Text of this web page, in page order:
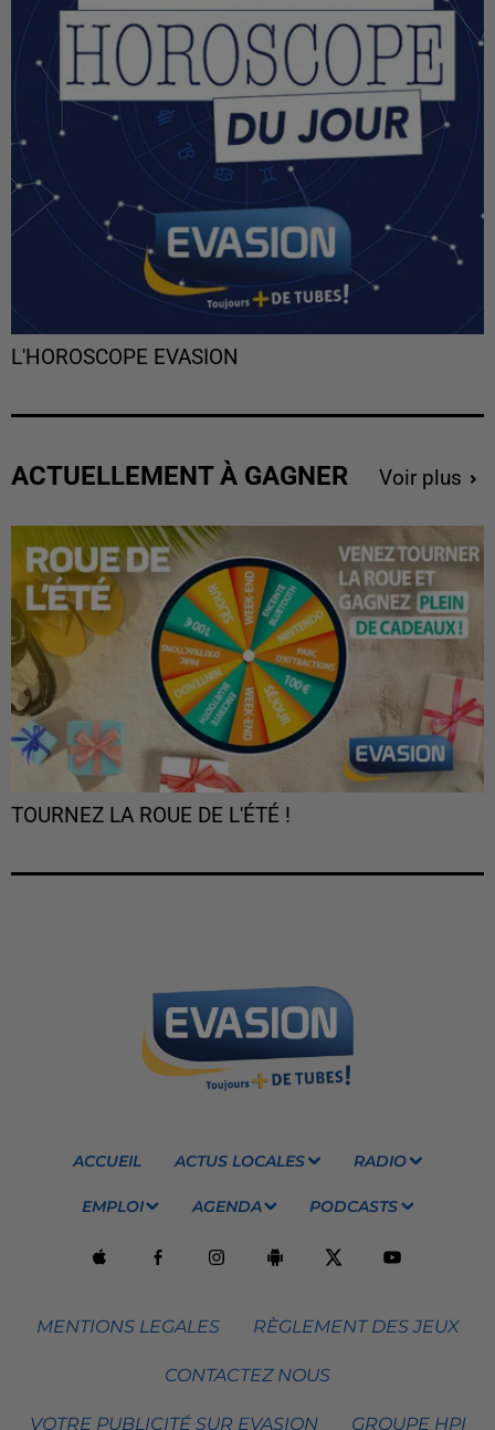
L'HOROSCOPE EVASION
ACTUELLEMENT À GAGNER Voir plus
TOURNEZ LA ROUE DE L'ÉTÉ !
ACCUEIL ACTUS LOCALES RADIO
EMPLOI AGENDA PODCASTS
MENTIONS LEGALES RÈGLEMENT DES JEUX
CONTACTEZ NOUS
VOTRE PUBLICITÉ SUR EVASION GROUPE HPI